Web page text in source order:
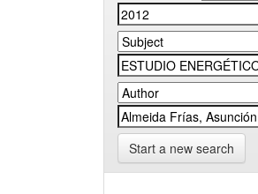
Start a new search